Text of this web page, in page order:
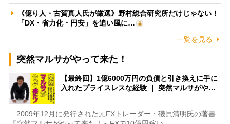
《億り人・古賀真人氏が厳選》野村総合研究所だけじゃない！
「DX・省力化・円安」を追い風に…
一覧を見る
突然マルサがやって来た！
【最終回】1億6000万円の負債と引き換えに手に
入れたプライスレスな経験 ｜ 突然マルサがや…
2009年12月に発行された元FXトレーダー・磯貝清明氏の著書